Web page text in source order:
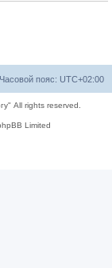
Часовой пояс: UTC+02:00
All rights reserved.
Limited